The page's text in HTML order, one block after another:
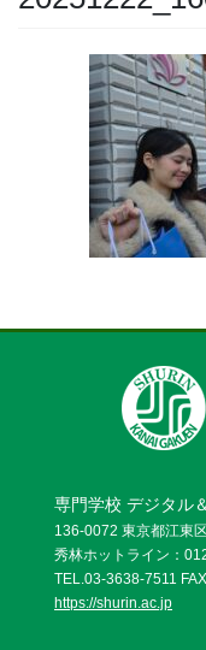
専門学校 デジタル
136-0072 東京都江東
秀林ホットライン：
TEL.03-3638-7511
https://shurin.ac.jp